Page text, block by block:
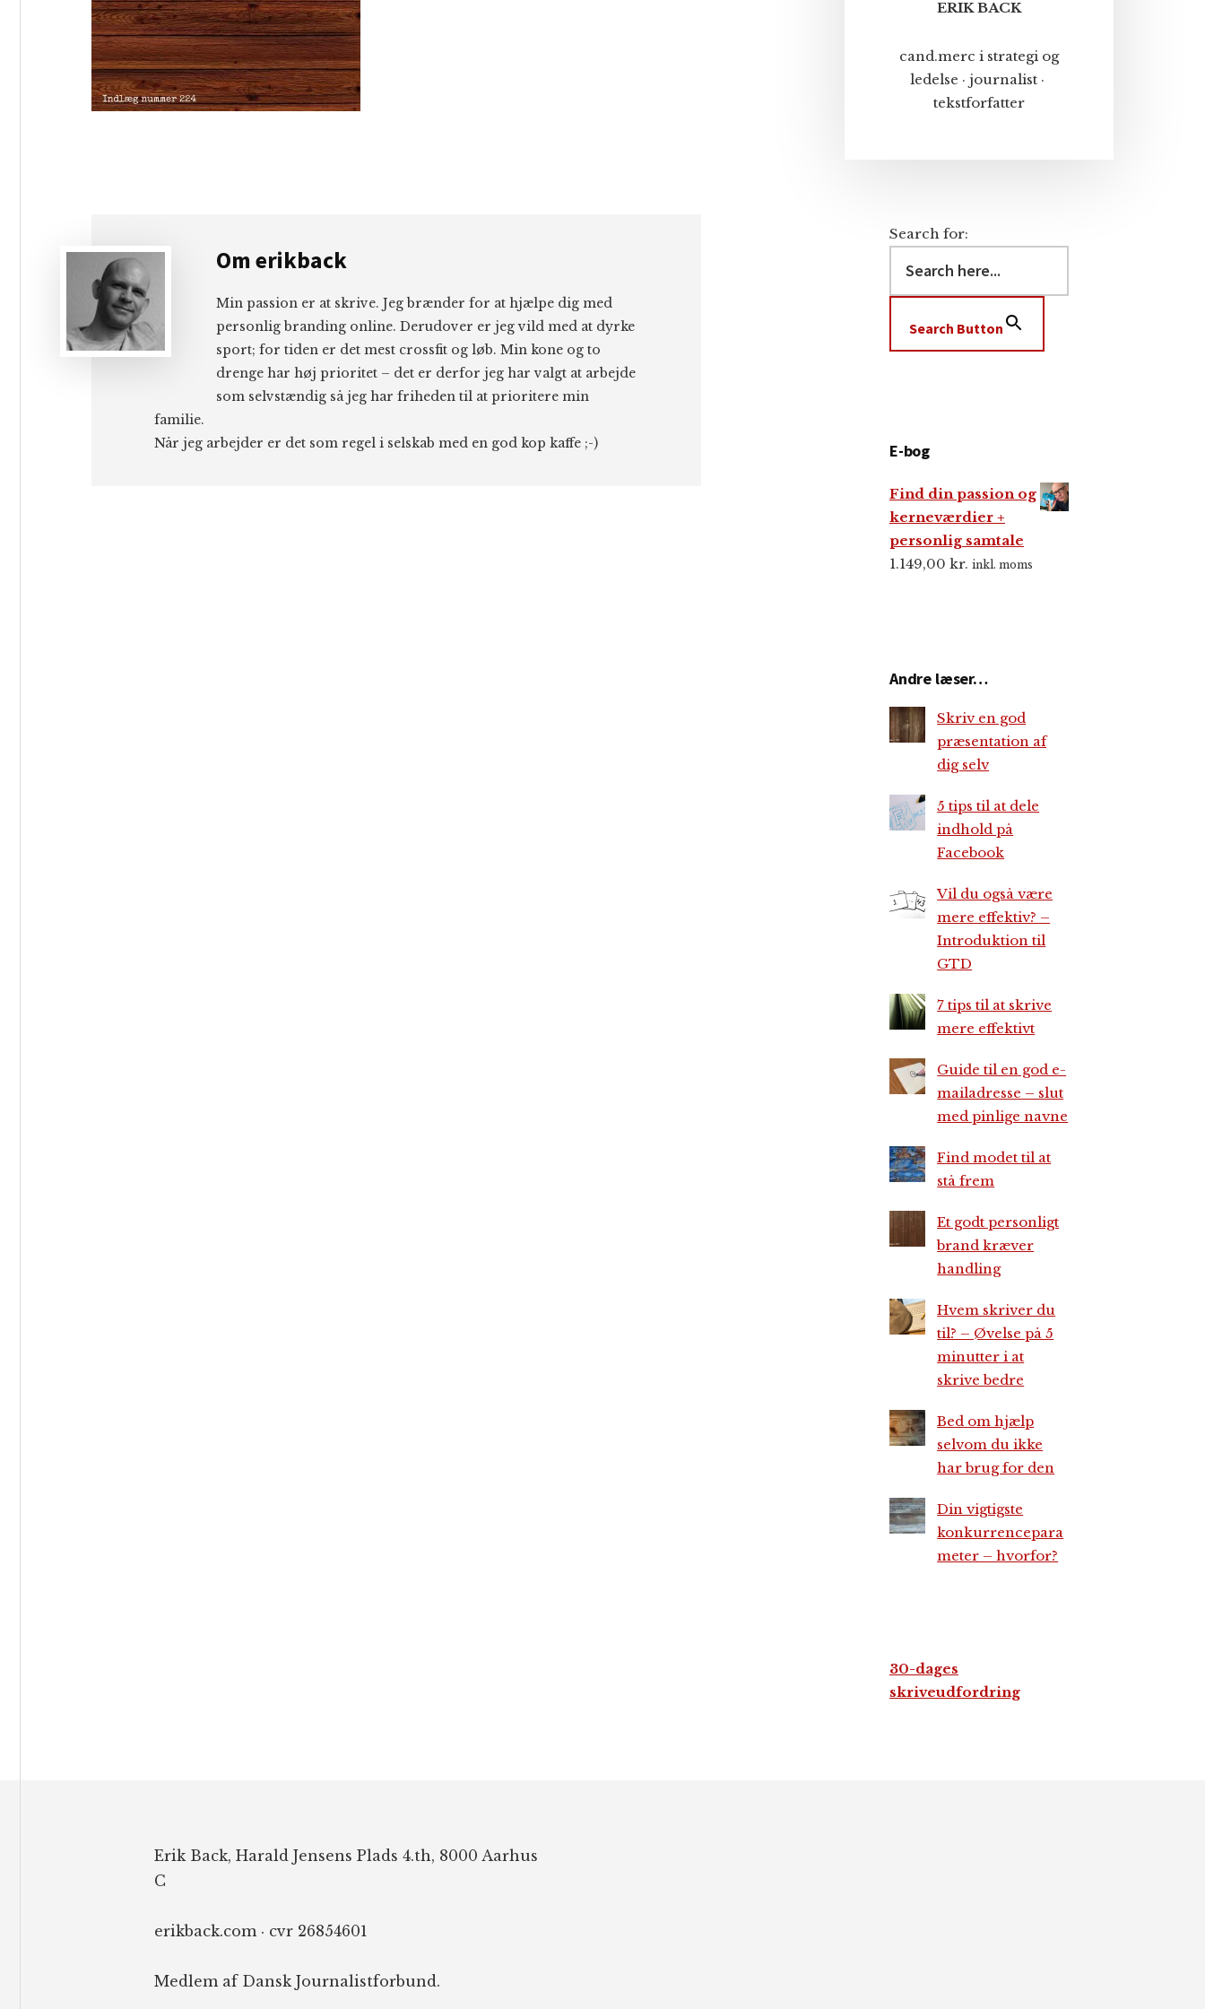
Om erikback
Min passion er at skrive. Jeg brænder for at hjælpe dig med
personlig branding online. Derudover er jeg vild med at dyrke
sport; for tiden er det mest crossfit og løb. Min kone og to
drenge har høj prioritet – det er derfor jeg har valgt at arbejde
som selvstændig så jeg har friheden til at prioritere min
familie.
Når jeg arbejder er det som regel i selskab med en god kop kaffe ;-)
ERIK BACK
cand.merc i strategi og
ledelse · journalist ·
tekstforfatter
Search for:
Search Button
E-bog
Find din passion og
kerneværdier +
personlig samtale
1.149,00 kr. inkl. moms
Andre læser…
Skriv en god
præsentation af
dig selv
5 tips til at dele
indhold på
Facebook
Vil du også være
mere effektiv? –
Introduktion til
GTD
7 tips til at skrive
mere effektivt
Guide til en god e-
mailadresse – slut
med pinlige navne
Find modet til at
stå frem
Et godt personligt
brand kræver
handling
Hvem skriver du
til? – Øvelse på 5
minutter i at
skrive bedre
Bed om hjælp
selvom du ikke
har brug for den
Din vigtigste
konkurrencepara
meter – hvorfor?
30-dages
skriveudfordring
Erik Back, Harald Jensens Plads 4.th, 8000 Aarhus
C
erikback.com · cvr 26854601
Medlem af Dansk Journalistforbund.